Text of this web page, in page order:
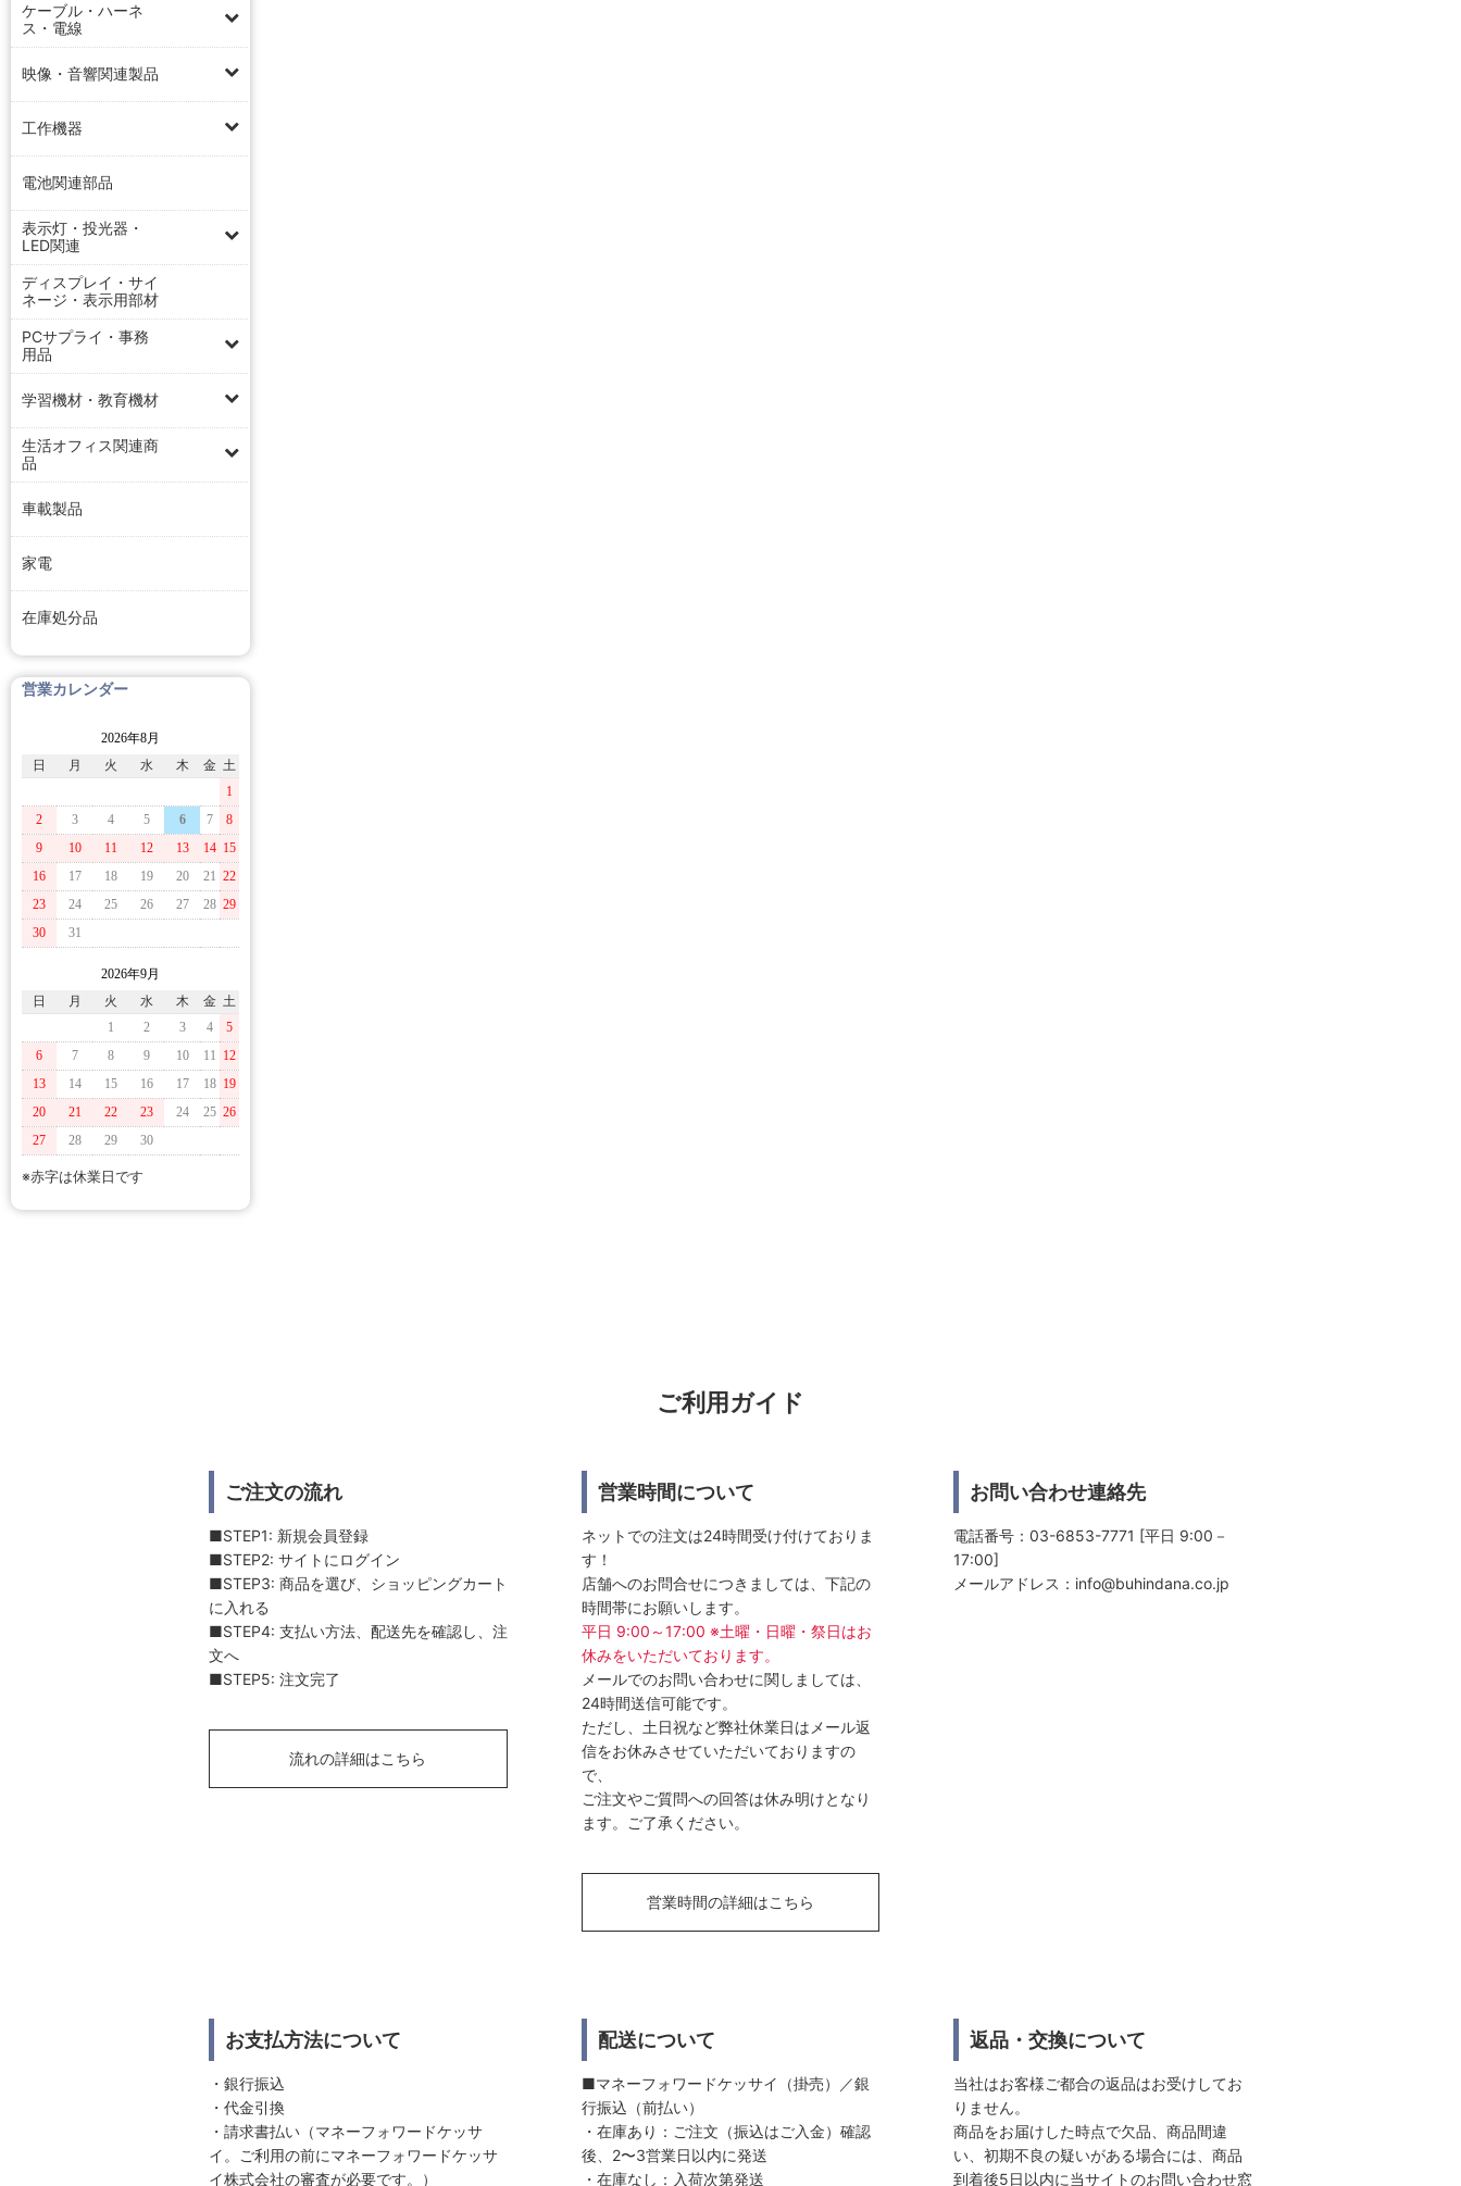
ケーブル・ハーネ
ス・電線
映像・音響関連製品
工作機器
電池関連部品
表示灯・投光器・
LED関連
ディスプレイ・サイ
ネージ・表示用部材
PCサプライ・事務
用品
学習機材・教育機材
生活オフィス関連商
品
車載製品
家電
在庫処分品
営業カレンダー
2026年8月
日
月 火 水 木 金 土
1
2
3 4 5 6 7
8
9
10 11 12 13 14 15
16
17 18 19 20 21 22
23
24 25 26 27 28 29
30
31
2026年9月
日
月 火 水 木 金 土
1
2 3 4
5
6
7 8 9 10 11 12
13
14 15 16 17 18 19
20
21 22 23 24 25 26
27
28 29 30
※赤字は休業日です
ご利用ガイド
ご注文の流れ
■STEP1: 新規会員登録
■STEP2: サイトにログイン
■STEP3: 商品を選び、ショッピングカート
に入れる
■STEP4: 支払い方法、配送先を確認し、注
文へ
■STEP5: 注文完了
流れの詳細はこちら
営業時間について
ネットでの注文は24時間受け付けておりま
す！
店舗へのお問合せにつきましては、下記の
時間帯にお願いします。
平日 9:00～17:00 ※土曜・日曜・祭日はお
休みをいただいております。
メールでのお問い合わせに関しましては、
24時間送信可能です。
ただし、土日祝など弊社休業日はメール返
信をお休みさせていただいておりますの
で、
ご注文やご質問への回答は休み明けとなり
ます。ご了承ください。
営業時間の詳細はこちら
お問い合わせ連絡先
電話番号：03-6853-7771 [平日 9:00－
17:00]
メールアドレス： info@buhindana.co.jp
お支払方法について
・銀行振込
・代金引換
・請求書払い（マネーフォワードケッサ
イ。ご利用の前にマネーフォワードケッサ
イ株式会社の審査が必要です。）
配送について
■マネーフォワードケッサイ（掛売）／銀
行振込（前払い）
・在庫あり：ご注文（振込はご入金）確認
後、2〜3営業日以内に発送
・在庫なし：入荷次第発送
返品・交換について
当社はお客様ご都合の返品はお受けしてお
りません。
商品をお届けした時点で欠品、商品間違
い、初期不良の疑いがある場合には、商品
到着後5日以内に当サイトのお問い合わせ窓